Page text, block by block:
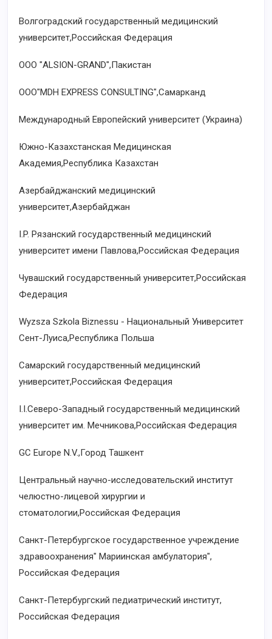
Волгоградский государственный медицинский
университет,Российская Федерация
ООО "ALSION-GRAND",Пакистан
ООО"MDH EXPRESS CONSULTING",Самарканд
Международный Европейский университет (Украина)
Южно-Казахстанская Медицинская
Академия,Республика Казахстан
Азербайджанский медицинский
университет,Азербайджан
I.P. Рязанский государственный медицинский
университет имени Павлова,Российская Федерация
Чувашский государственный университет,Российская
Федерация
Wyzsza Szkola Biznessu - Национальный Университет
Сент-Луиса,Республика Польша
Самарский государственный медицинский
университет,Российская Федерация
I.I.Северо-Западный государственный медицинский
университет им. Мечникова,Российская Федерация
GC Europe N.V.,Город Ташкент
Центральный научно-исследовательский институт
челюстно-лицевой хирургии и
стоматологии,Российская Федерация
Санкт-Петербургское государственное учреждение
здравоохранения" Мариинская амбулатория",
Российская Федерация
Санкт-Петербургский педиатрический институт,
Российская Федерация